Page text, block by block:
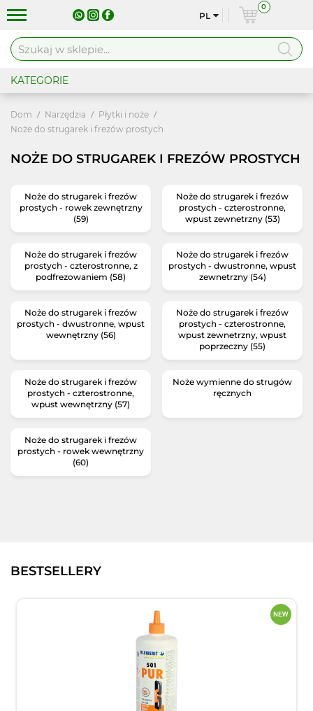
PL
0
KATEGORIE
Dom Narzędzia
Płytki i noże
Noże do strugarek i frezów prostych
NOŻE DO STRUGAREK I FREZÓW PROSTYCH
Noże do strugarek i frezów
prostych - rowek zewnętrzny
(59)
Noże do strugarek i frezów
prostych - czterostronne,
wpust zewnetrzny (53)
Noże do strugarek i frezów
prostych - czterostronne, z
podfrezowaniem (58)
Noże do strugarek i frezów
prostych - dwustronne, wpust
zewnetrzny (54)
Noże do strugarek i frezów
prostych - dwustronne, wpust
wewnętrzny (56)
Noże do strugarek i frezów
prostych - czterostronne,
wpust zewnetrzny, wpust
poprzeczny (55)
Noże do strugarek i frezów
prostych - czterostronne,
wpust wewnętrzny (57)
Noże wymienne do strugów
ręcznych
Noże do strugarek i frezów
prostych - rowek wewnętrzny
(60)
BESTSELLERY